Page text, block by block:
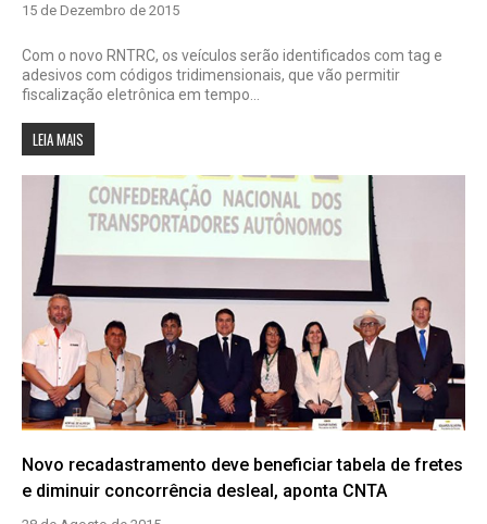
15 de Dezembro de 2015
Com o novo RNTRC, os veículos serão identificados com tag e
adesivos com códigos tridimensionais, que vão permitir
fiscalização eletrônica em tempo...
LEIA MAIS
Novo recadastramento deve beneficiar tabela de fretes
e diminuir concorrência desleal, aponta CNTA